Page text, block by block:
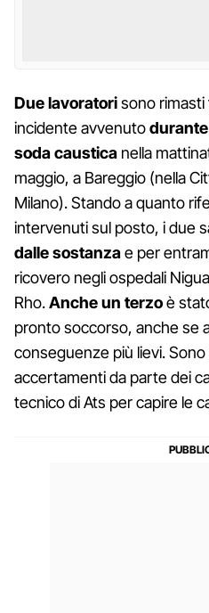
Due lavoratorisono rimasti
incidente avvenuto
soda caustica nella
maggio, a Bareggio (nella
Milano). Stando a quanto
intervenuti sul posto, i due
dalle sostanzae per
ricovero negli ospedali
Rho.Anche un terzoè
pronto soccorso, anche se
conseguenze più lievi.
accertamenti da parte dei
tecnico di Ats per capire le